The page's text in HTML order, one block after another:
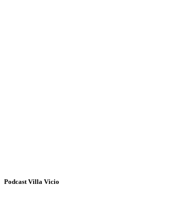
Podcast Villa Vicio